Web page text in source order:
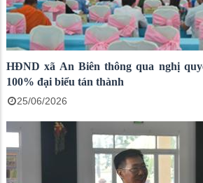
HĐND xã An Biên thông qua nghị
100% đại biểu tán thành
25/06/2026